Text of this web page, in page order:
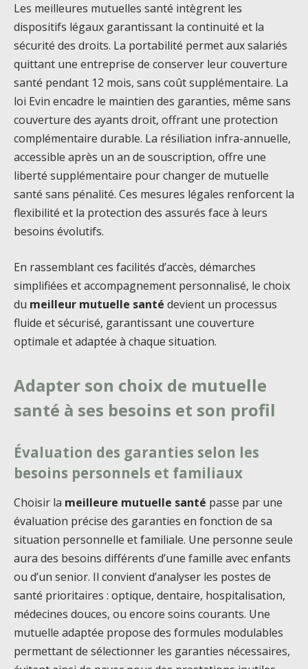
Les meilleures mutuelles santé intègrent les
dispositifs légaux garantissant la continuité et la
sécurité des droits. La portabilité permet aux salariés
quittant une entreprise de conserver leur couverture
santé pendant 12 mois, sans coût supplémentaire. La
loi Evin encadre le maintien des garanties, même sans
couverture des ayants droit, offrant une protection
complémentaire durable. La résiliation infra-annuelle,
accessible après un an de souscription, offre une
liberté supplémentaire pour changer de mutuelle
santé sans pénalité. Ces mesures légales renforcent la
flexibilité et la protection des assurés face à leurs
besoins évolutifs.
En rassemblant ces facilités d’accès, démarches
simplifiées et accompagnement personnalisé, le choix
du meilleur mutuelle santé devient un processus
fluide et sécurisé, garantissant une couverture
optimale et adaptée à chaque situation.
Adapter son choix de mutuelle
santé à ses besoins et son profil
Évaluation des garanties selon les
besoins personnels et familiaux
Choisir la meilleure mutuelle santé passe par une
évaluation précise des garanties en fonction de sa
situation personnelle et familiale. Une personne seule
aura des besoins différents d’une famille avec enfants
ou d’un senior. Il convient d’analyser les postes de
santé prioritaires : optique, dentaire, hospitalisation,
médecines douces, ou encore soins courants. Une
mutuelle adaptée propose des formules modulables
permettant de sélectionner les garanties nécessaires,